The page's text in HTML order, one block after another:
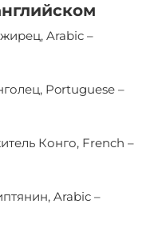
Arabic –
Portuguese –
Конго, French –
Arabic –